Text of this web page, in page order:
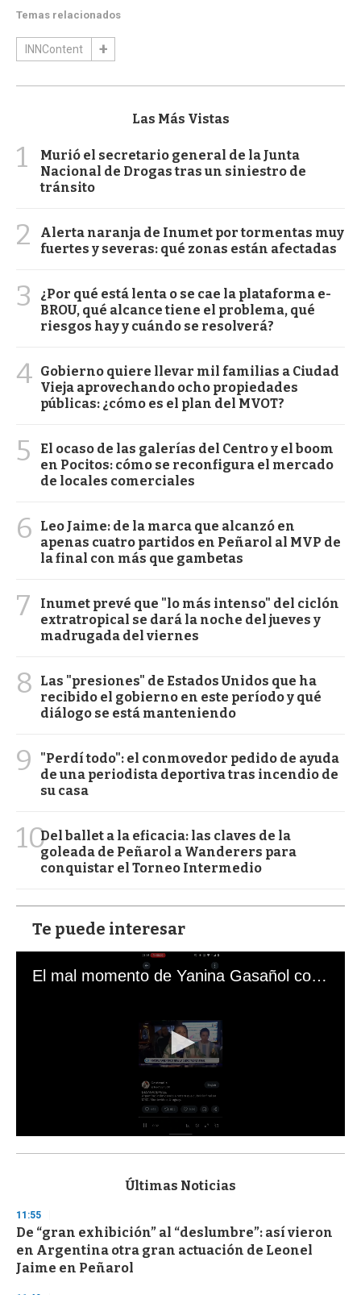
Temas relacionados
INNContent
Las Más Vistas
1
Murió el secretario general de la Junta
Nacional de Drogas tras un siniestro de
tránsito
2
Alerta naranja de Inumet por tormentas muy
fuertes y severas: qué zonas están afectadas
3
¿Por qué está lenta o se cae la plataforma e-
BROU, qué alcance tiene el problema, qué
riesgos hay y cuándo se resolverá?
4 Gobierno quiere llevar mil familias a Ciudad
Vieja aprovechando ocho propiedades
públicas: ¿cómo es el plan del MVOT?
5
El ocaso de las galerías del Centro y el boom
en Pocitos: cómo se reconfigura el mercado
de locales comerciales
6
Leo Jaime: de la marca que alcanzó en
apenas cuatro partidos en Peñarol al MVP de
la final con más que gambetas
7
Inumet prevé que "lo más intenso" del ciclón
extratropical se dará la noche del jueves y
madrugada del viernes
8
Las "presiones" de Estados Unidos que ha
recibido el gobierno en este período y qué
diálogo se está manteniendo
9
"Perdí todo": el conmovedor pedido de ayuda
de una periodista deportiva tras incendio de
su casa
10Del ballet a la eficacia: las claves de la
goleada de Peñarol a Wanderers para
conquistar el Torneo Intermedio
Te puede interesar
El mal momento de Yanina Gasañol con un hincha argentino en "Subrayado"
s
d
s
o
f
3
Últimas Noticias
11:55
De “gran exhibición” al “deslumbre”: así vieron
en Argentina otra gran actuación de Leonel
Jaime en Peñarol